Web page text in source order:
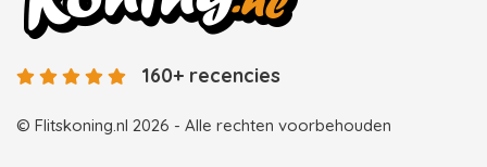
© Flitskoning.nl 2026 - Alle rechten voorbehouden
160+ recencies